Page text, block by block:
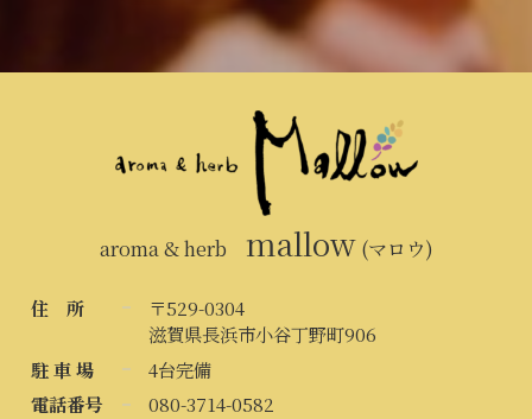
aroma & herb mallow(マロウ)
住 所
〒529-0304
滋賀県長浜市小谷丁野町906
駐 車 場
4台完備
電話番号
080-3714-0582